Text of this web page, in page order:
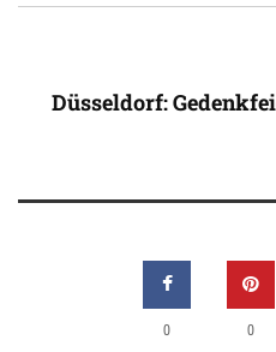
Düsseldorf:
0 0